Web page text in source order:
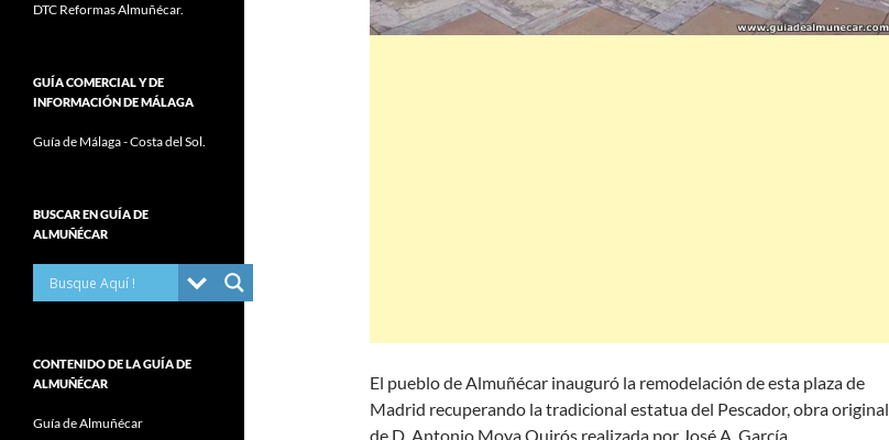
El pueblo de Almuñécar inauguró la remodelación de esta plaza de
Madrid recuperando la tradicional estatua del Pescador, obra original
de D. Antonio Moya Quirós realizada por José A. García
DTC Reformas Almuñécar.
GUÍA COMERCIAL Y DE
INFORMACIÓN DE MÁLAGA
Guía de Málaga - Costa del Sol.
BUSCAR EN GUÍA DE
ALMUÑÉCAR
CONTENIDO DE LA GUÍA DE
ALMUÑÉCAR
Guía de Almuñécar